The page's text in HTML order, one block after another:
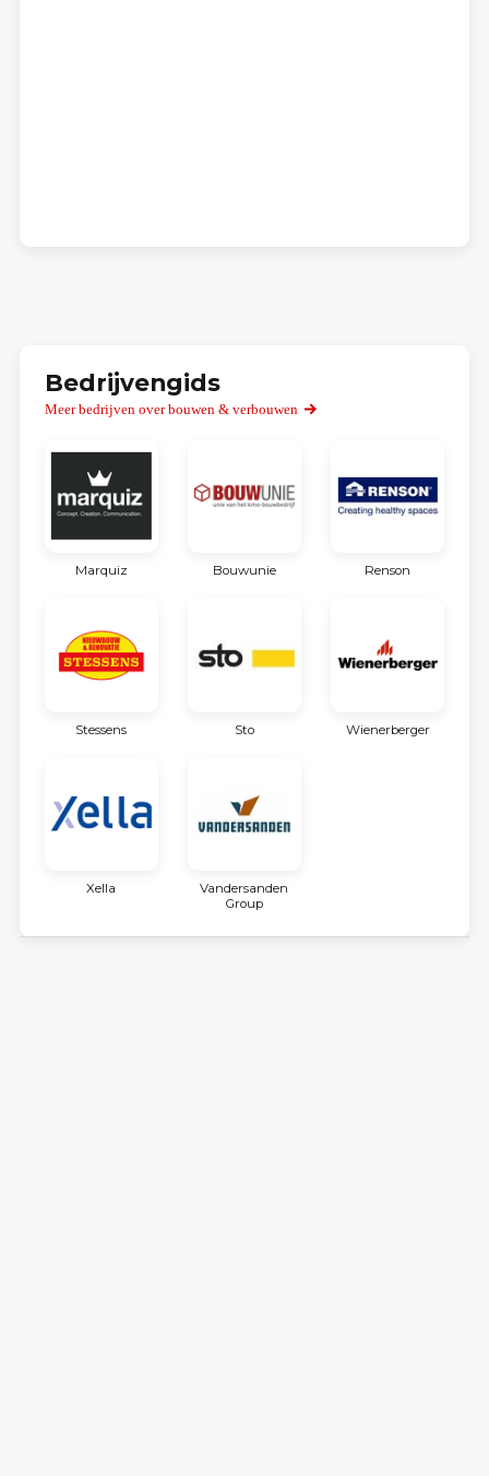
Bedrijvengids
Meer bedrijven over bouwen & verbouwen
Marquiz Bouwunie Renson
Stessens Sto Wienerberger
Xella
Vandersanden
Group